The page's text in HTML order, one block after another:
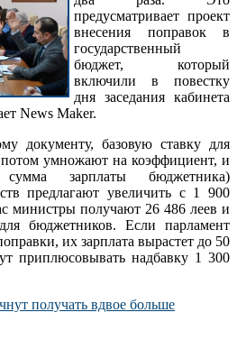
предусматривает проект
внесения поправок в
государственный
бюджет, который
включили в повестку
дня заседания кабинета
News Maker.
документу, базовую ставку для
потом умножают на коэффициент, и
сумма зарплаты бюджетника)
предлагают увеличить с 1 900
министры получают 26 486 леев и
бюджетников. Если парламент
их зарплата вырастет до 50
приплюсовывать надбавку 1 300
получать вдвое больше